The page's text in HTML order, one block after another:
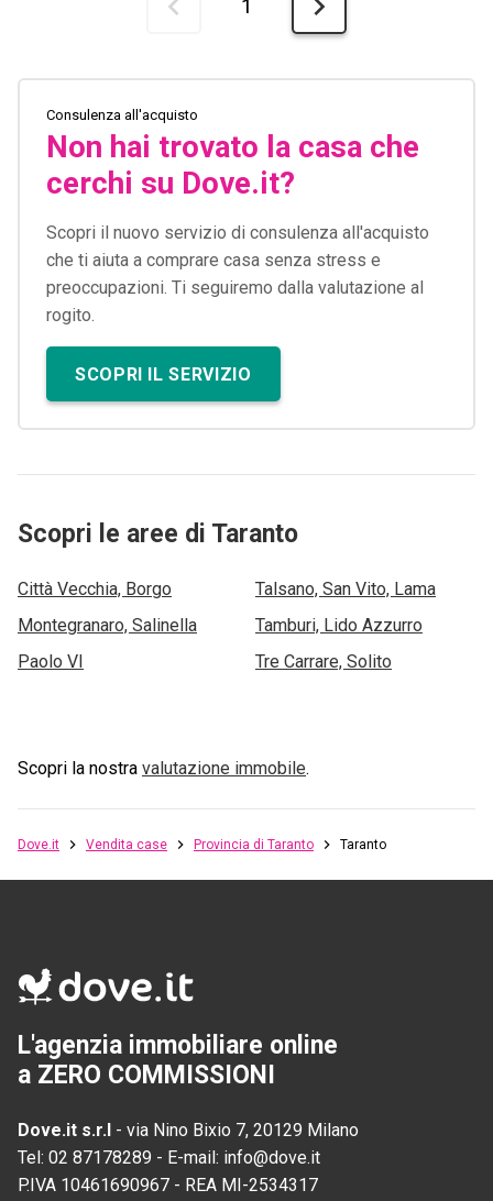
1
Consulenza all'acquisto
Non hai trovato la casa che
cerchi su Dove.it?
Scopri il nuovo servizio di consulenza all'acquisto
che ti aiuta a comprare casa senza stress e
preoccupazioni. Ti seguiremo dalla valutazione al
rogito.
SCOPRI IL SERVIZIO
Scopri le aree di Taranto
Città Vecchia, Borgo
Montegranaro, Salinella
Paolo VI
Talsano, San Vito, Lama
Tamburi, Lido Azzurro
Tre Carrare, Solito
Scopri la nostra valutazione immobile.
Dove.it Vendita case Provincia di Taranto Taranto
L'agenzia immobiliare online
a ZERO COMMISSIONI
Dove.it s.r.l - via Nino Bixio 7, 20129 Milano
Tel: 02 87178289 - E-mail: info@dove.it
P.IVA 10461690967 - REA MI-2534317